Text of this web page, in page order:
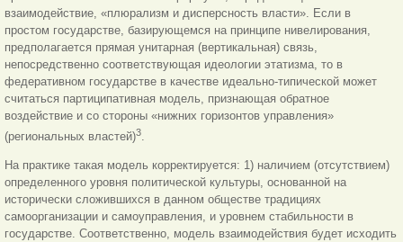
взаимодействие, «плюрализм и дисперсность власти». Если в
простом государстве, базирующемся на принципе нивелирования,
предполагается прямая унитарная (вертикальная) связь,
непосредственно соответствующая идеологии этатизма, то в
федеративном государстве в качестве идеально-типической может
считаться партиципативная модель, признающая обратное
воздействие и со стороны «нижних горизонтов управления»
(региональных властей)3.
На практике такая модель корректируется: 1) наличием (отсутствием)
определенного уровня политической культуры, основанной на
исторически сложившихся в данном обществе традициях
самоорганизации и самоуправления, и уровнем стабильности в
государстве. Соответственно, модель взаимодействия будет исходить